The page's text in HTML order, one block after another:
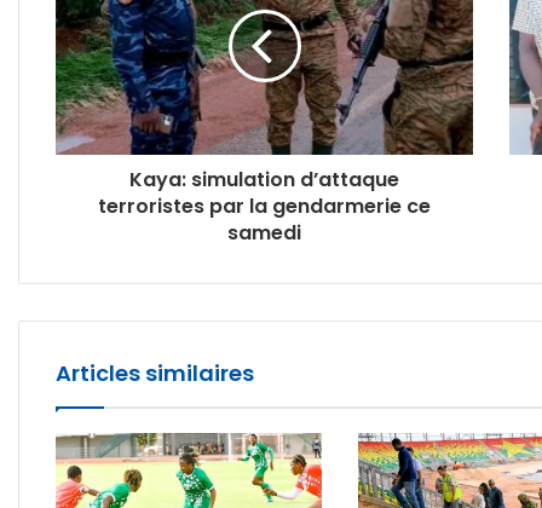
Kaya: simulation d’attaque
terroristes par la gendarmerie ce
samedi
Articles similaires